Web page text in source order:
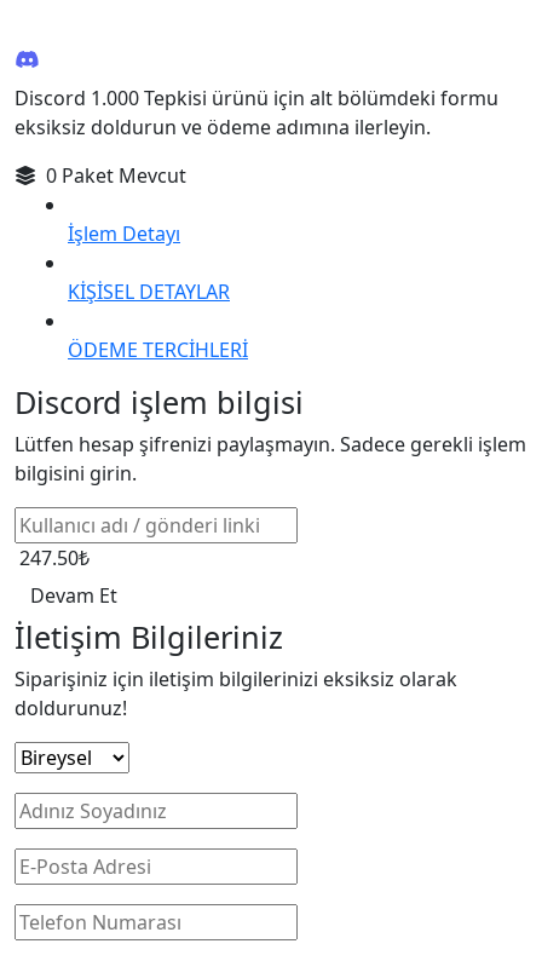
Discord 1.000 Tepkisi ürünü için alt bölümdeki formu
eksiksiz doldurun ve ödeme adımına ilerleyin.
0 Paket Mevcut
İşlem Detayı
KİŞİSEL DETAYLAR
ÖDEME TERCİHLERİ
Discord işlem bilgisi
Lütfen hesap şifrenizi paylaşmayın. Sadece gerekli işlem
bilgisini girin.
247.50₺
Devam Et
İletişim Bilgileriniz
Siparişiniz için iletişim bilgilerinizi eksiksiz olarak
doldurunuz!